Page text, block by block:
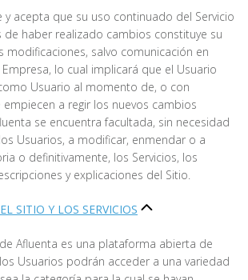
y acepta que su uso continuado del Servicio
de haber realizado cambios constituye su
modificaciones, salvo comunicación en
lo cual implicará que el Usuario
Usuario al momento de, o con
a regir los nuevos cambios
se encuentra facultada, sin necesidad
Usuarios, a modificar, enmendar o a
o definitivamente, los Servicios, los
y explicaciones del Sitio.
SITIO Y LOS SERVICIOS
Afluenta es una plataforma abierta de
Usuarios podrán acceder a una variedad